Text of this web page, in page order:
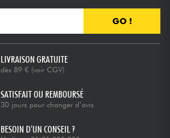
GO !
LIVRAISON GRATUITE
dès 89 € (voir CGV)
SATISFAIT OU REMBOURSÉ
30 jours pour changer d’avis
BESOIN D’UN CONSEIL ?